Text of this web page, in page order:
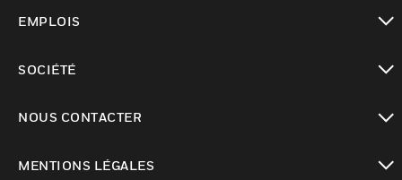
EMPLOIS
SOCIÉTÉ
NOUS CONTACTER
MENTIONS LÉGALES